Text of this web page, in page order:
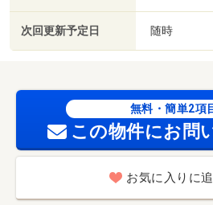
次回更新予定日 随時
無料・簡単2項
この物件にお問
お気に入りに